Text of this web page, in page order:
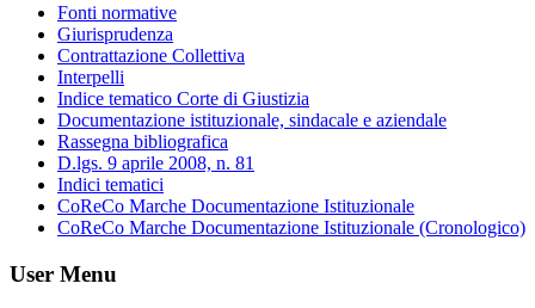
Fonti normative
Giurisprudenza
Contrattazione Collettiva
Interpelli
Indice tematico Corte di Giustizia
Documentazione istituzionale, sindacale e aziendale
Rassegna bibliografica
D.lgs. 9 aprile 2008, n. 81
Indici tematici
CoReCo Marche Documentazione Istituzionale
CoReCo Marche Documentazione Istituzionale (Cronologico)
User Menu